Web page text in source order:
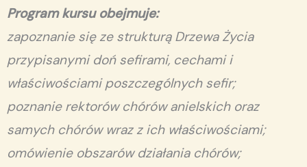
Program kursu obejmuje:
zapoznanie się ze strukturą Drzewa Życia
przypisanymi doń sefirami, cechami i
właściwościami poszczególnych sefir;
poznanie rektorów chórów anielskich oraz
samych chórów wraz z ich właściwościami;
omówienie obszarów działania chórów;